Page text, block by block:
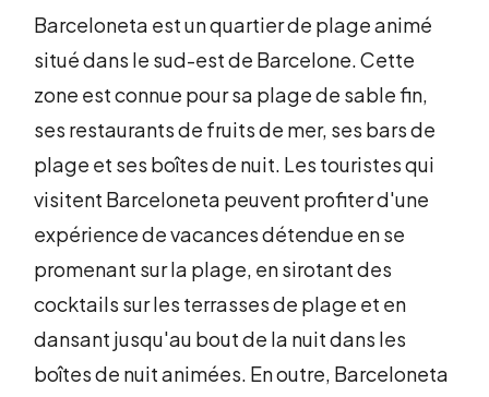
Barceloneta est un quartier de plage animé
situé dans le sud-est de Barcelone. Cette
zone est connue pour sa plage de sable fin,
ses restaurants de fruits de mer, ses bars de
plage et ses boîtes de nuit. Les touristes qui
visitent Barceloneta peuvent profiter d'une
expérience de vacances détendue en se
promenant sur la plage, en sirotant des
cocktails sur les terrasses de plage et en
dansant jusqu'au bout de la nuit dans les
boîtes de nuit animées. En outre, Barceloneta